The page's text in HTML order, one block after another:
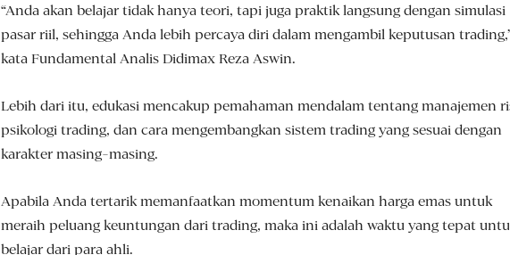
“Anda akan belajar tidak hanya teori, tapi juga praktik langsung dengan simulasi
pasar riil, sehingga Anda lebih percaya diri dalam mengambil keputusan
kata Fundamental Analis Didimax Reza Aswin.
Lebih dari itu, edukasi mencakup pemahaman mendalam tentang manajemen
psikologi trading, dan cara mengembangkan sistem trading yang sesuai dengan
karakter masing-masing.
Apabila Anda tertarik memanfaatkan momentum kenaikan harga emas untuk
meraih peluang keuntungan dari trading, maka ini adalah waktu yang tepat
belajar dari para ahli.